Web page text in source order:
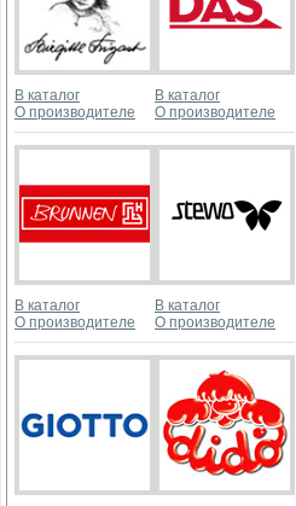
В каталог
О производителе
В каталог
О производителе
В каталог
О производителе
В каталог
О производителе